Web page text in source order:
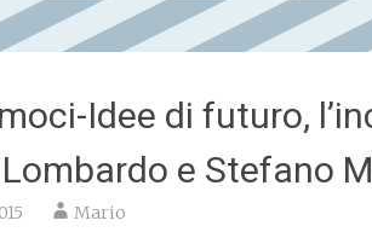
Idee di futuro,
e Stefano
Mario